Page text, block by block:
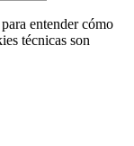
entender cómo
técnicas son